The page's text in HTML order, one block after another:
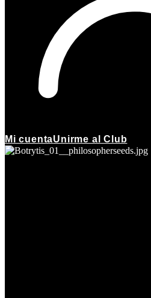
Mi cuentaUnirme al Club